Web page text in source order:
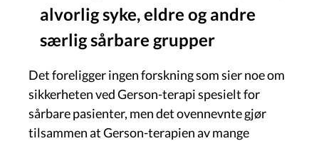
alvorlig syke, eldre og andre
særlig sårbare grupper
Det foreligger ingen forskning som sier noe om
sikkerheten ved Gerson-terapi spesielt for
sårbare pasienter, men det ovennevnte gjør
tilsammen at Gerson-terapien av mange